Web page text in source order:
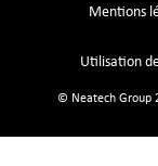
Mentions
Utilisation
© Neatech Group